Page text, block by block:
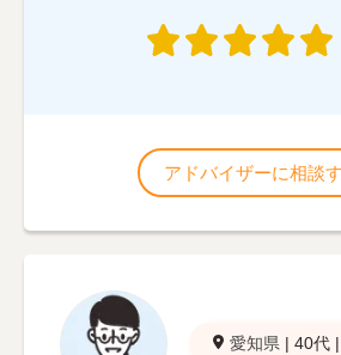
アドバイザーに相談
愛知県 | 40代 |